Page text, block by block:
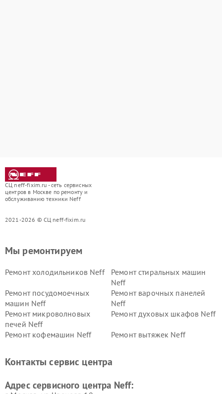
СЦ neff-fixim.ru - сеть сервисных
центров в Москве по ремонту и
обслуживанию техники Neff
2021-2026 © СЦ neff-fixim.ru
Мы ремонтируем
Ремонт холодильников Neff
Ремонт стиральных машин
Neff
Ремонт посудомоечных
машин Neff
Ремонт варочных панелей
Neff
Ремонт микроволновых
печей Neff
Ремонт духовых шкафов Neff
Ремонт кофемашин Neff Ремонт вытяжек Neff
Контакты сервис центра
Адрес сервисного центра Neff: